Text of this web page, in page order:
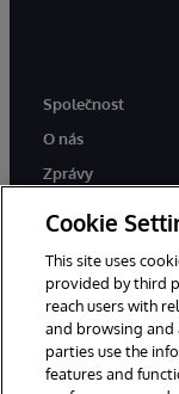
Společnost
O nás
Zprávy
Cookie
This site uses
provided by third
reach users with
and browsing and
parties use the
features and